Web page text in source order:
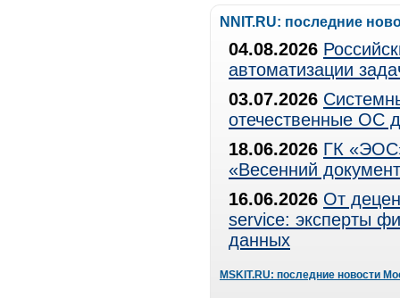
NNIT.RU: последние
04.08.2026
автоматизации
03.07.2026
отечественные ОС
18.06.2026 ГК
«Весенний
16.06.2026 От
service: эксперты
данных
MSKIT.RU: последние новости